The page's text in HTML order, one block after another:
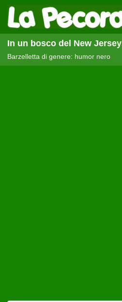
In un bosco del New Jersey
Barzelletta di genere: humor nero